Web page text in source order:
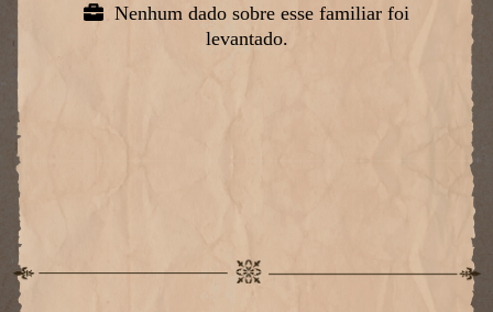
Nenhum dado sobre esse familiar foi
levantado.